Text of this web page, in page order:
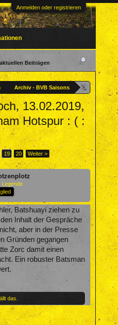
Anmelden oder registrieren
Archiv - BVB Saisons
13.02.2019,
Hotspur : ( :
19 20 Weiter >
Legende
Batshuayi ziehen zu
Inhalt der Gespräche
aber in der Presse
Gründen gegangen
Zorc damit einen
Ein robuster Batsman
das.
Beiträgen